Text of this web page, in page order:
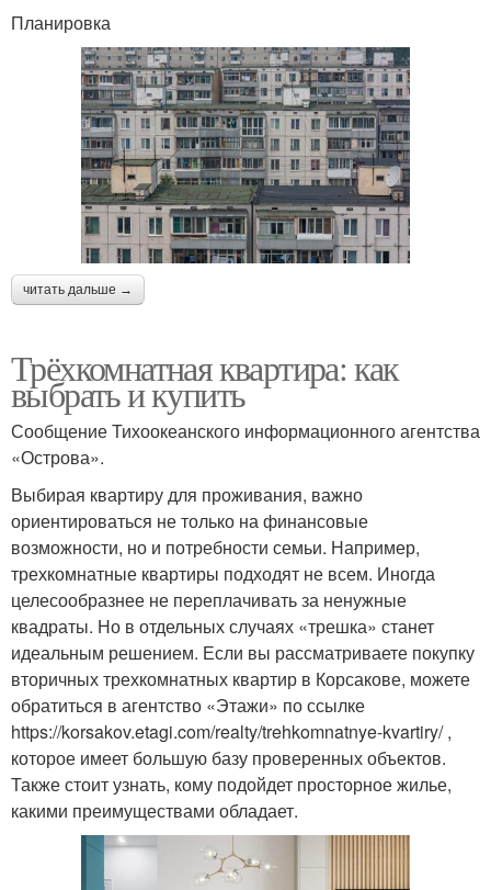
Планировка
читать дальше →
Трёхкомнатная квартира: как
выбрать и купить
Сообщение Тихоокеанского информационного агентства
«Острова».
Выбирая квартиру для проживания, важно
ориентироваться не только на финансовые
возможности, но и потребности семьи. Например,
трехкомнатные квартиры подходят не всем. Иногда
целесообразнее не переплачивать за ненужные
квадраты. Но в отдельных случаях «трешка» станет
идеальным решением. Если вы рассматриваете покупку
вторичных трехкомнатных квартир в Корсакове, можете
обратиться в агентство «Этажи» по ссылке
https://korsakov.etagi.com/realty/trehkomnatnye-kvartiry/ ,
которое имеет большую базу проверенных объектов.
Также стоит узнать, кому подойдет просторное жилье,
какими преимуществами обладает.